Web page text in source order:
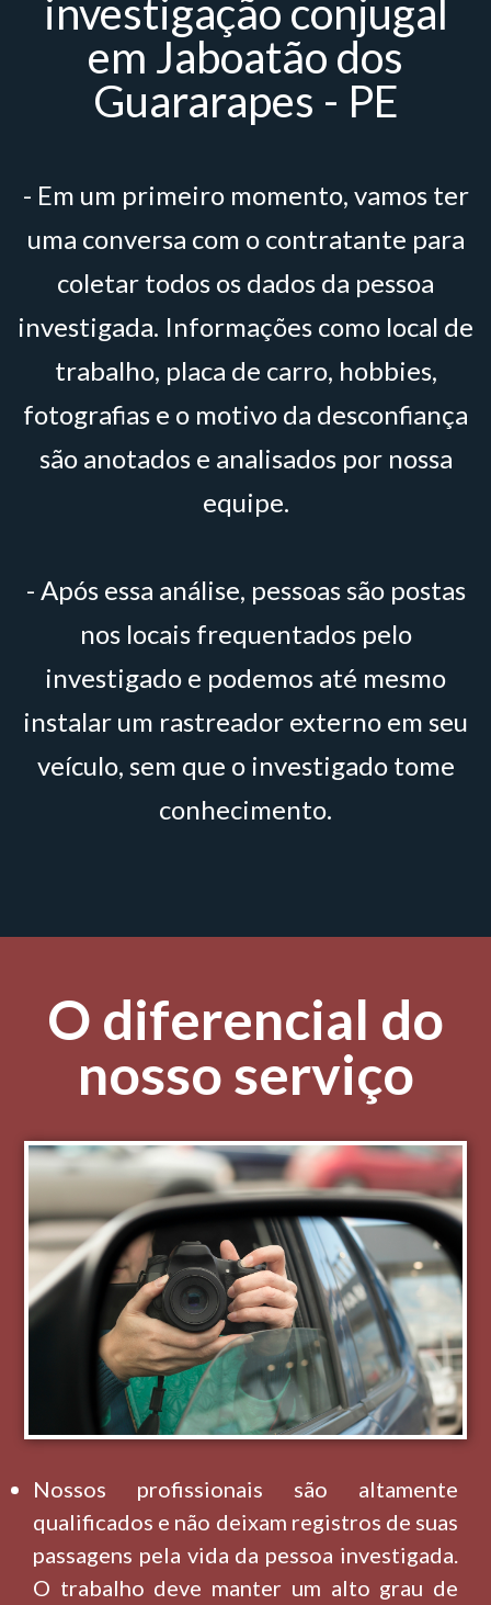
investigação conjugal
em Jaboatão dos
Guararapes - PE
- Em um primeiro momento, vamos ter
uma conversa com o contratante para
coletar todos os dados da pessoa
investigada. Informações como local de
trabalho, placa de carro, hobbies,
fotografias e o motivo da desconfiança
são anotados e analisados por nossa
equipe.
- Após essa análise, pessoas são postas
nos locais frequentados pelo
investigado e podemos até mesmo
instalar um rastreador externo em seu
veículo, sem que o investigado tome
conhecimento.
O diferencial do
nosso serviço
Nossos profissionais são altamente
qualificados e não deixam registros de suas
passagens pela vida da pessoa investigada.
O trabalho deve manter um alto grau de